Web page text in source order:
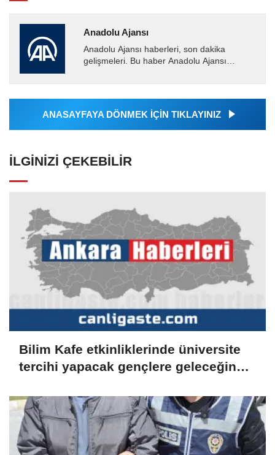
Anadolu Ajansı
Anadolu Ajansı haberleri, son dakika
gelişmeleri. Bu haber Anadolu Ajansı
tarafından geçilen tüm...
ANASAYFAYA DÖNMEK İÇİN TIKLAYINIZ
İLGINIZI ÇEKEBILIR
Bilim Kafe etkinliklerinde üniversite
tercihi yapacak gençlere geleceğin